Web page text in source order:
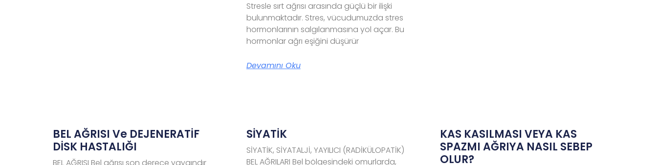
Stresle sırt ağrısı arasında güçlü bir ilişki
bulunmaktadır. Stres, vücudumuzda stres
hormonlarının salgılanmasına yol açar. Bu
hormonlar ağrı eşiğini düşürür
Devamını Oku
BEL AĞRISI Ve DEJENERATİF
DİSK HASTALIĞI
SİYATİK
SİYATİK, SİYATALJİ, YAYILICI (RADİKÜLOPATİK)
BEL AĞRILARI Bel bölgesindeki omurlarda,
KAS KASILMASI VEYA KAS
SPAZMI AĞRIYA NASIL SEBEP
OLUR?